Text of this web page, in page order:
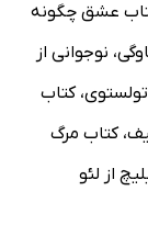
عشق چگونه
نوجوانی از
کتاب
کتاب مرگ
از لئو